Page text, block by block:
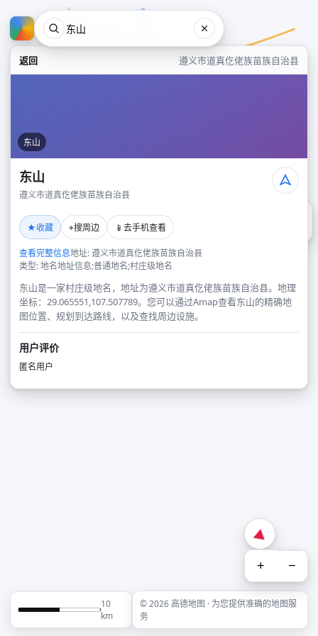
返回 遵义市道真仡佬族苗族自治县
东山
东山
遵义市道真仡佬族苗族自治县
★收藏 ⌖搜周边 📱 去手机查看
查看完整信息地址: 遵义市道真仡佬族苗族自治县
类型: 地名地址信息;普通地名;村庄级地名
东山是一家村庄级地名，地址为遵义市道真仡佬族苗族自治县。地理
坐标：29.065551,107.507789。您可以通过Amap查看东山的精确地
图位置、规划到达路线，以及查找周边设施。
用户评价
匿名用户
+ −
10
km
© 2026 高德地图 · 为您提供准确的地图服
务